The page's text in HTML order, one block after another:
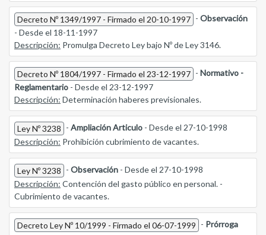
Decreto Nº 1349/1997 - Firmado el 20-10-1997 - Observación
- Desde el 18-11-1997
Descripción: Promulga Decreto Ley bajo Nº de Ley 3146.
Decreto Nº 1804/1997 - Firmado el 23-12-1997 - Normativo -
Reglamentario - Desde el 23-12-1997
Descripción: Determinación haberes previsionales.
Ley Nº 3238 - Ampliación Articulo - Desde el 27-10-1998
Descripción: Prohibición cubrimiento de vacantes.
Ley Nº 3238 - Observación - Desde el 27-10-1998
Descripción: Contención del gasto público en personal. -
Cubrimiento de vacantes.
Decreto Ley Nº 10/1999 - Firmado el 06-07-1999 - Prórroga